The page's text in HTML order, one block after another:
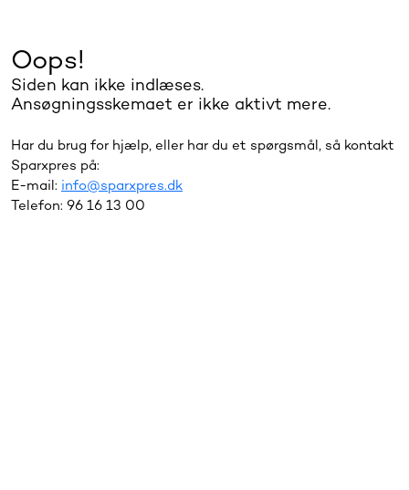
Oops!
Siden kan ikke indlæses.
Ansøgningsskemaet er ikke aktivt mere.
Har du brug for hjælp, eller har du et spørgsmål, så kontakt
Sparxpres på:
E-mail: info@sparxpres.dk
Telefon: 96 16 13 00